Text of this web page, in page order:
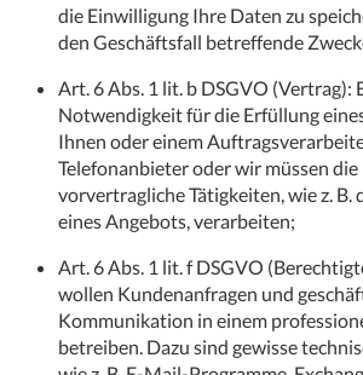
die Einwilligung Ihre Daten zu
den Geschäftsfall betreffende
Art. 6 Abs. 1 lit. b DSGVO (Vertrag):
Notwendigkeit für die Erfüllung
Ihnen oder einem
Telefonanbieter oder wir müssen
vorvertragliche Tätigkeiten, wie z. B.
eines Angebots, verarbeiten;
Art. 6 Abs. 1 lit. f DSGVO
wollen Kundenanfragen und
Kommunikation in einem
betreiben. Dazu sind gewisse